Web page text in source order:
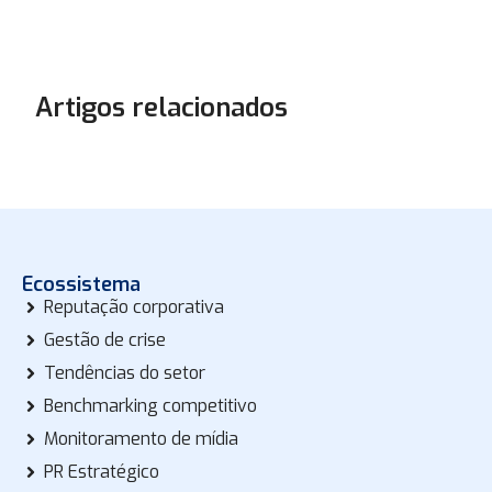
Artigos relacionados
Ecossistema
Reputação corporativa
Gestão de crise
Tendências do setor
Benchmarking competitivo
Monitoramento de mídia
PR Estratégico